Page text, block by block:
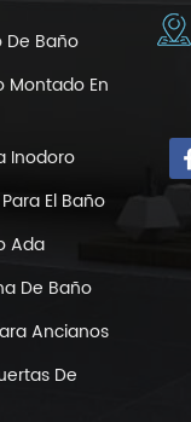
Baño
Montado En
Inodoro
El Baño
Ada
De Baño
Ancianos
De